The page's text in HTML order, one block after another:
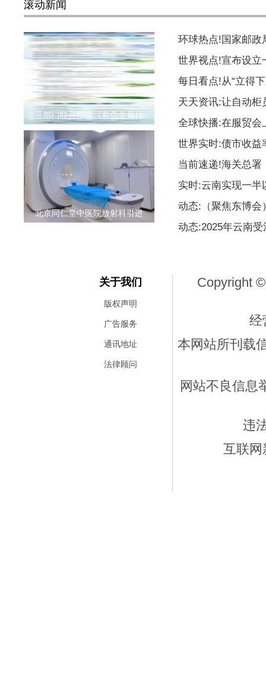
滚动新闻
三部门联合印发《有色金属行
北京同仁堂中医院放射科引进
环球热点!国家邮政
世界视点!宣布设立
每日看点!从“立得
天天资讯:让自动柜
全球快播:在服贸会
世界实时:债市收益
当前速递!海关总署
实时:云南实现一半
动态:（聚焦东博会
动态:2025年云南
关于我们
版权声明
广告服务
通讯地址
法律顾问
Copyright
经
本网站所刊载
网站不良信息
违
互联网